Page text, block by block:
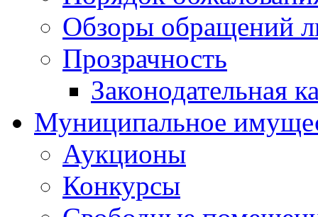
Обзоры обращений
Прозрачность
Законодательная
Муниципальное
Аукционы
Конкурсы